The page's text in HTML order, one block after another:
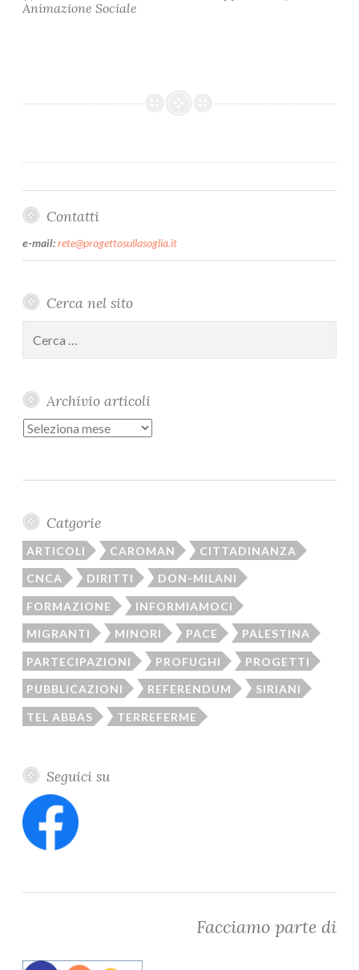
Animazione Sociale
Contatti
e-mail:rete@progettosullasoglia.it
Cerca nel sito
per:
Archivio articoli
Archivio
Catgorie
ARTICOLI CAROMAN CITTADINANZA
CNCA DIRITTI DON-MILANI
FORMAZIONE INFORMIAMOCI
MIGRANTI MINORI PACE PALESTINA
PARTECIPAZIONI PROFUGHI PROGETTI
PUBBLICAZIONI REFERENDUM SIRIANI
TEL ABBAS TERREFERME
Seguici su
Facciamo parte di